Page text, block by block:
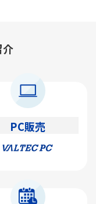
介
PC販売